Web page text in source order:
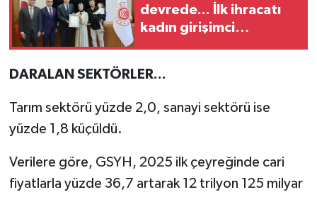
devrede... İlk ihracatı
kadın girişimci
DARALAN SEKTÖRLER...
Tarım sektörü yüzde 2,0, sanayi sektörü ise
yüzde 1,8 küçüldü.
Verilere göre, GSYH, 2025 ilk çeyreğinde cari
fiyatlarla yüzde 36,7 artarak 12 trilyon 125 milyar